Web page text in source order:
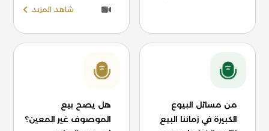
شاهد المزيد
من مسائل البيوع
الكبيرة في زماننا البيع
هل يصح بيع
الموصوف غير المعين؟